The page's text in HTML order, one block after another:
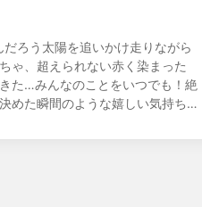
ろう太陽を追いかけ走りながら
ゃ、超えられない赤く染まった
た…みんなのことをいつでも！絶
めた瞬間のような嬉しい気持ち…